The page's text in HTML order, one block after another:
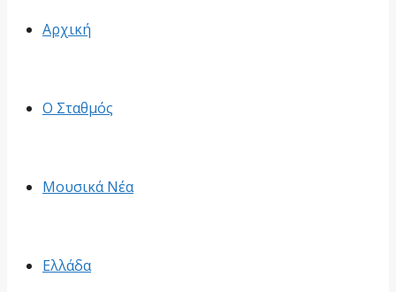
Αρχική
Ο Σταθμός
Μουσικά Νέα
Ελλάδα